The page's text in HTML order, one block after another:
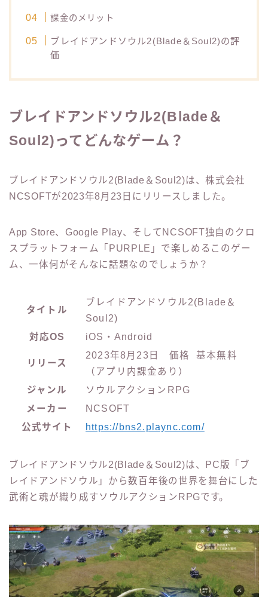
課金のメリット
ブレイドアンドソウル2(Blade＆Soul2)の評
価
ブレイドアンドソウル2(Blade＆
Soul2)ってどんなゲーム？
ブレイドアンドソウル2(Blade＆Soul2)は、株式会社
NCSOFTが2023年8月23日にリリースしました。
App Store、Google Play、そしてNCSOFT独自のクロ
スプラットフォーム「PURPLE」で楽しめるこのゲー
ム、一体何がそんなに話題なのでしょうか？
タイトル
ブレイドアンドソウル2(Blade＆
Soul2)
対応OS
iOS・Android
リリース
2023年8月23日 価格 基本無料
（アプリ内課金あり）
ジャンル
ソウルアクションRPG
メーカー
NCSOFT
公式サイト
https://bns2.plaync.com/
ブレイドアンドソウル2(Blade＆Soul2)は、PC版「 ブ
レイドアンドソウル 」から数百年後の世界を舞台にした
武術と魂が織り成すソウルアクションRPGです。